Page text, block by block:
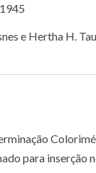
1945
e Hertha H.
para inserção